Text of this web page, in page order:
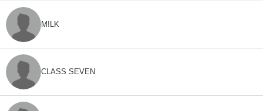
M!LK
CLASS SEVEN